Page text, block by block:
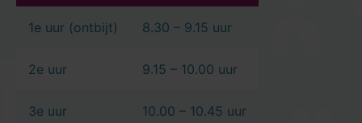
1e uur (ontbijt) 8.30 – 9.15 uur
2e uur 9.15 – 10.00 uur
3e uur 10.00 – 10.45 uur